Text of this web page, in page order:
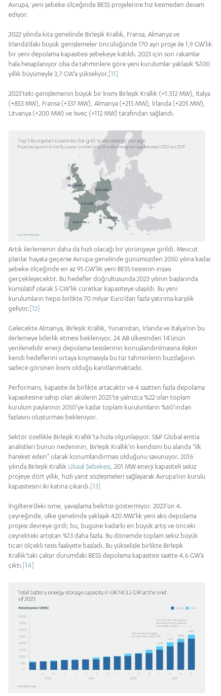
Avrupa, yeni şebeke ölçeğinde BESS projelerine hız kesmeden devam
ediyor.
2022 yılında kıta genelinde Birleşik Krallık, Fransa, Almanya ve
İrlanda’daki büyük genişlemeler öncülüğünde 170 ayrı proje ile 1,9 GW’lık
bir yeni depolama kapasitesi şebekeye katıldı. 2023 için son rakamlar
hala hesaplanıyor olsa da tahminlere göre yeni kurulumlar yaklaşık %100
yıllık büyümeyle 3,7 GW’a yükseliyor.[11]
2023’teki genişlemenin büyük bir kısmı Birleşik Krallık (+1.512 MW), İtalya
(+853 MW), Fransa (+337 MW), Almanya (+215 MW), İrlanda (+205 MW),
Litvanya (+200 MW) ve İsveç (+112 MW) tarafından sağlandı.
Artık ilerlemenin daha da hızlı olacağı bir yörüngeye girildi. Mevcut
planlar hayata geçerse Avrupa genelinde günümüzden 2050 yılına kadar
şebeke ölçeğinde en az 95 GW’lık yeni BESS tesisinin inşası
gerçekleşecektir. Bu hedefler doğrultusunda 2023 yılının başlarında
kümülatif olarak 5 GW’lık cüretkar kapasiteye ulaşıldı. Bu yeni
kurulumların hepsi birlikte 70 milyar Euro’dan fazla yatırıma karşılık
geliyor.[12]
Gelecekte Almanya, Birleşik Krallık, Yunanistan, İrlanda ve İtalya’nın bu
ilerlemeye liderlik etmesi bekleniyor. 24 AB ülkesinden 14’ünün
yenilenebilir enerji depolama tesislerinin konuşlandırılmasına ilişkin
kendi hedeflerini ortaya koymasıyla bu tür tahminlerin buzdağının
sadece görünen kısmı olduğu kanıtlanmaktadır.
Performans, kapasite ile birlikte artacaktır ve 4 saatten fazla depolama
kapasitesine sahip olan akülerin 2025’te yalnızca %22 olan toplam
kurulum paylarının 2050’ye kadar toplam kurulumların %60’ından
fazlasını oluşturması bekleniyor.
Sektör özellikle Birleşik Krallık’ta hızla olgunlaşıyor. S&P Global emtia
analistleri bunun nedeninin, Birleşik Krallık’ın kendisini bu alanda “ilk
hareket eden” olarak konumlandırması olduğunu savunuyor. 2016
yılında Birleşik Krallık Ulusal Şebekesi , 201 MW enerji kapasiteli sekiz
projeye dört yıllık, hızlı yanıt sözleşmeleri sağlayarak Avrupa’nın kurulu
kapasitesini iki katına çıkardı.[13]
İngiltere’deki ivme, yavaşlama belirtisi göstermiyor. 2023’ün 4.
çeyreğinde, ülke genelinde yaklaşık 420 MW’lık yeni akü depolama
projesi devreye girdi; bu, bugüne kadarki en büyük artış ve önceki
çeyrekteki artıştan %13 daha fazla. Bu dönemde toplam sekiz büyük
ticari ölçekli tesis faaliyete başladı. Bu yükselişle birlikte Birleşik
Krallık’taki çalışır durumdaki BESS depolama kapasitesi saatte 4,6 GW’a
çıktı.[14]